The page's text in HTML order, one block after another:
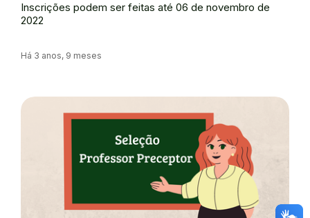
Inscrições podem ser feitas até 06 de novembro de
2022
Há 3 anos, 9 meses